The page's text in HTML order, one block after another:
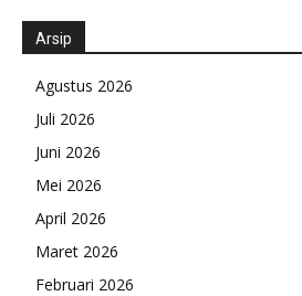
Arsip
Agustus 2026
Juli 2026
Juni 2026
Mei 2026
April 2026
Maret 2026
Februari 2026